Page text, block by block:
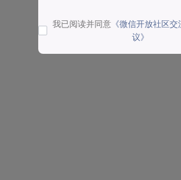
我已阅读并同意 《微信开放社区
议》